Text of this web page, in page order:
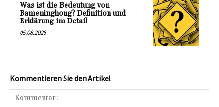
Was ist die Bedeutung von
Bameninghong? Definition und
Erklärung im Detail
05.08.2026
Kommentieren Sie den Artikel